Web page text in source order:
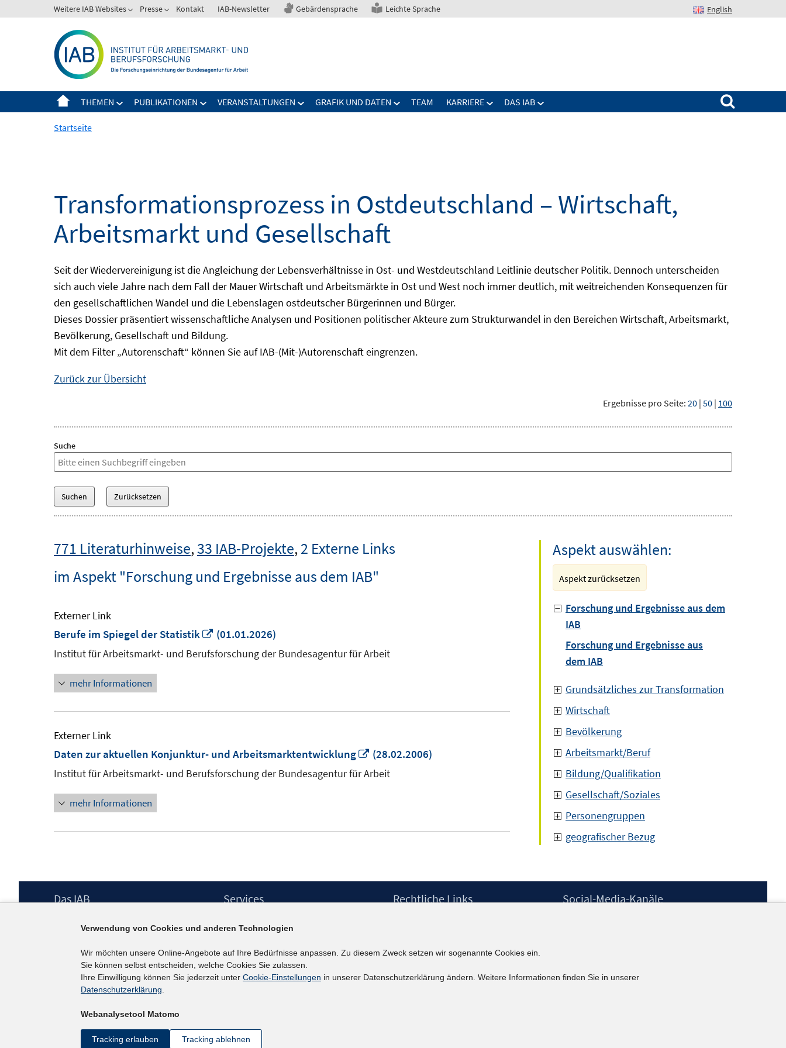
zum
Weitere IAB Websites Presse Kontakt IAB-Newsletter Gebärdensprache Leichte Sprache English
THEMEN PUBLIKATIONEN VERANSTALTUNGEN GRAFIK UND DATEN TEAM KARRIERE DAS IAB
Suchen nach:
Startseite
Transformationsprozess in Ostdeutschland – Wirtschaft,
Arbeitsmarkt und Gesellschaft
Seit der Wiedervereinigung ist die Angleichung der Lebensverhältnisse in Ost- und Westdeutschland Leitlinie deutscher Politik. Dennoch unterscheiden
sich auch viele Jahre nach dem Fall der Mauer Wirtschaft und Arbeitsmärkte in Ost und West noch immer deutlich, mit weitreichenden Konsequenzen für
den gesellschaftlichen Wandel und die Lebenslagen ostdeutscher Bürgerinnen und Bürger.
Dieses Dossier präsentiert wissenschaftliche Analysen und Positionen politischer Akteure zum Strukturwandel in den Bereichen Wirtschaft, Arbeitsmarkt,
Bevölkerung, Gesellschaft und Bildung.
Mit dem Filter „Autorenschaft“ können Sie auf IAB-(Mit-)Autorenschaft eingrenzen.
Zurück zur Übersicht
Ergebnisse pro Seite: 20 | 50 | 100
Suche
771 Literaturhinweise,33 IAB-Projekte,2 Externe Links
im Aspekt "Forschung und Ergebnisse aus dem IAB"
Externer Link
Berufe im Spiegel der Statistik
In
neuem
(01.01.2026)
Institut für Arbeitsmarkt- und Berufsforschung der Bundesagentur für Arbeit
mehr Informationen
Externer Link
Daten zur aktuellen Konjunktur- und Arbeitsmarktentwicklung
In
neuem
(28.02.2006)
Institut für Arbeitsmarkt- und Berufsforschung der Bundesagentur für Arbeit
mehr Informationen
Aspekt auswählen:
Aspekt zurücksetzen
Forschung und Ergebnisse aus dem
IAB
Forschung und Ergebnisse aus
dem IAB
Grundsätzliches zur Transformation
Wirtschaft
Bevölkerung
Arbeitsmarkt/Beruf
Bildung/Qualifikation
Gesellschaft/Soziales
Personengruppen
geografischer Bezug
Footer
Das IAB
Berufsforschung (IAB) – unser Leitbild
Institutsleitung
Graduiertenprogramm
Befragungen
Projekte
Services
IAB-Newsletter
Kontakt
Rechtliche Links
Erklärung zur Barrierefreiheit
Social-Media-Kanäle
kununu
Verwendung von Cookies und anderen Technologien
Wir möchten unsere Online-Angebote auf Ihre Bedürfnisse anpassen. Zu diesem Zweck setzen wir sogenannte Cookies ein.
Sie können selbst entscheiden, welche Cookies Sie zulassen.
Ihre Einwilligung können Sie jederzeit unter Cookie-Einstellungen in unserer Datenschutzerklärung ändern. Weitere Informationen finden Sie in unserer
Datenschutzerklärung.
Webanalysetool Matomo
Tracking erlauben Tracking ablehnen